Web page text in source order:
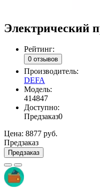
Электрический
Рейтинг:
0 отзывов
Производитель:
DEFA
Модель:
414847
Доступно:
Предзаказ0
Цена: 8877 руб.
Предзаказ
Предзаказ